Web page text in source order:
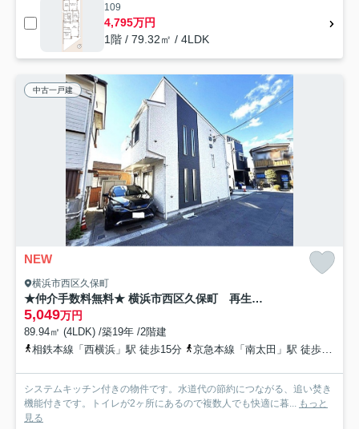
109
4,795万円
1階 / 79.32㎡ / 4LDK
中古一戸建
NEW
横浜市西区久保町
★仲介手数料無料★ 横浜市西区久保町 再生住宅
5,049万円
89.94㎡ (4LDK) /築19年 /2階建
相鉄本線「西横浜」駅 徒歩15分
京急本線「南太田」駅 徒歩18分
システムキッチン付きの物件です。水道代の節約につながる、追い焚き
機能付きです。トイレが2ヶ所にあるので複数人でも快適に暮...
もっと
見る